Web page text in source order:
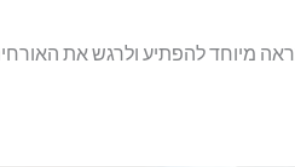
מיוחד להפתיע ולרגש את